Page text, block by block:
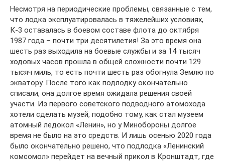
Несмотря на периодические проблемы, связанные с тем,
что лодка эксплуатировалась в тяжелейших условиях,
К-3 оставалась в боевом составе флота до октября
1987 года – почти три десятилетия! За это время она
шесть раз выходила на боевые службы и за 14 тысяч
ходовых часов прошла в общей сложности почти 129
тысяч миль, то есть почти шесть раз обогнула Землю по
экватору. После того как подлодку окончательно
списали, она долгое время ожидала решения своей
участи. Из первого советского подводного атомохода
хотели сделать музей, подобно тому, как стал музеем
атомный ледокол «Ленин», но у Минобороны долгое
время не было на это средств. И лишь осенью 2020 года
было окончательно решено, что подлодка «Ленинский
комсомол» перейдет на вечный прикол в Кронштадт, где